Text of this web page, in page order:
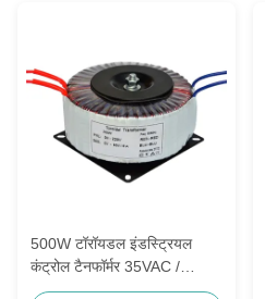
500W टॉरॉयडल इंडस्ट्रियल
कंट्रोल टैनफॉर्मर 35VAC /
7.15A सब-प्लेट माउंट